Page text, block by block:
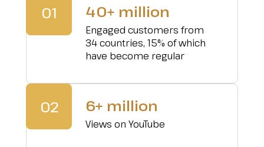
01 40+ million
Engaged customers from
34 countries, 15% of which
have become regular
02 6+ million
Views on YouTube